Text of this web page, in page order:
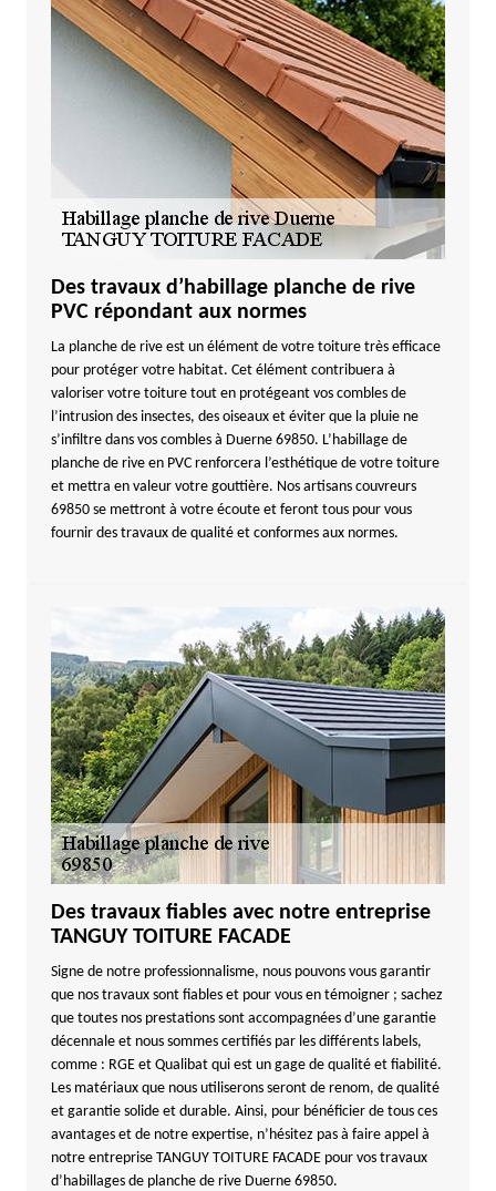
Des travaux d’habillage planche de rive
PVC répondant aux normes
La planche de rive est un élément de votre toiture très efficace
pour protéger votre habitat. Cet élément contribuera à
valoriser votre toiture tout en protégeant vos combles de
l’intrusion des insectes, des oiseaux et éviter que la pluie ne
s’infiltre dans vos combles à Duerne 69850. L’habillage de
planche de rive en PVC renforcera l’esthétique de votre toiture
et mettra en valeur votre gouttière. Nos artisans couvreurs
69850 se mettront à votre écoute et feront tous pour vous
fournir des travaux de qualité et conformes aux normes.
Des travaux fiables avec notre entreprise
TANGUY TOITURE FACADE
Signe de notre professionnalisme, nous pouvons vous garantir
que nos travaux sont fiables et pour vous en témoigner ; sachez
que toutes nos prestations sont accompagnées d’une garantie
décennale et nous sommes certifiés par les différents labels,
comme : RGE et Qualibat qui est un gage de qualité et fiabilité.
Les matériaux que nous utiliserons seront de renom, de qualité
et garantie solide et durable. Ainsi, pour bénéficier de tous ces
avantages et de notre expertise, n’hésitez pas à faire appel à
notre entreprise TANGUY TOITURE FACADE pour vos travaux
d’habillages de planche de rive Duerne 69850.